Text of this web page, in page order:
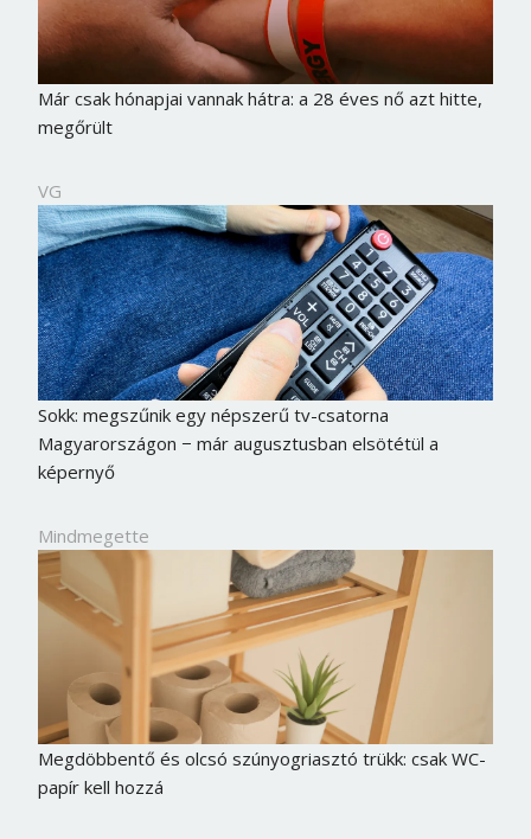
Már csak hónapjai vannak hátra: a 28 éves nő azt hitte,
megőrült
VG
Sokk: megszűnik egy népszerű tv-csatorna
Magyarországon − már augusztusban elsötétül a
képernyő
Mindmegette
Megdöbbentő és olcsó szúnyogriasztó trükk: csak WC-
papír kell hozzá